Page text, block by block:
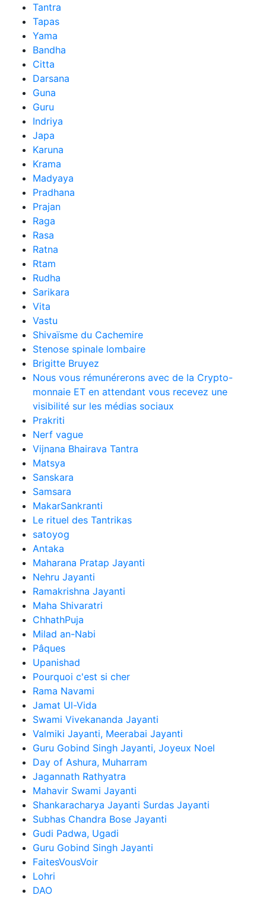
Tantra
Tapas
Yama
Bandha
Citta
Darsana
Guna
Guru
Indriya
Japa
Karuna
Krama
Madyaya
Pradhana
Prajan
Raga
Rasa
Ratna
Rtam
Rudha
Sarikara
Vita
Vastu
Shivaïsme du Cachemire
Stenose spinale lombaire
Brigitte Bruyez
Nous vous rémunérerons avec de la Crypto-
monnaie ET en attendant vous recevez une
visibilité sur les médias sociaux
Prakriti
Nerf vague
Vijnana Bhairava Tantra
Matsya
Sanskara
Samsara
MakarSankranti
Le rituel des Tantrikas
satoyog
Antaka
Maharana Pratap Jayanti
Nehru Jayanti
Ramakrishna Jayanti
Maha Shivaratri
ChhathPuja
Milad an-Nabi
Pâques
Upanishad
Pourquoi c'est si cher
Rama Navami
Jamat Ul-Vida
Swami Vivekananda Jayanti
Valmiki Jayanti, Meerabai Jayanti
Guru Gobind Singh Jayanti, Joyeux Noel
Day of Ashura, Muharram
Jagannath Rathyatra
Mahavir Swami Jayanti
Shankaracharya Jayanti Surdas Jayanti
Subhas Chandra Bose Jayanti
Gudi Padwa, Ugadi
Guru Gobind Singh Jayanti
FaitesVousVoir
Lohri
DAO